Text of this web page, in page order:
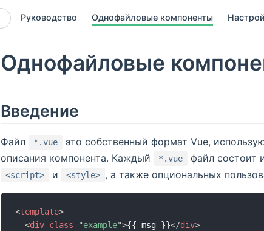
Руководство Однофайловые компоненты
Однофайловые
Введение
Файл *.vue
это собственный формат Vue,
описания компонента. Каждый
*.vue файл состоит
<script> и <style> , а также опциональных
<template>
<div class="example">{{ msg }}</div>